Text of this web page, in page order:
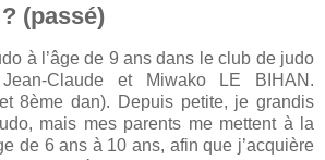
(passé)
à l’âge de 9 ans dans le club de judo
Claude et Miwako LE BIHAN.
8ème dan). Depuis petite, je grandis
mais mes parents me mettent à la
de 6 ans à 10 ans, afin que j’acquière